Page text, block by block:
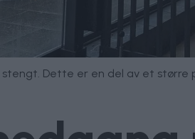
Dette er en del av et større